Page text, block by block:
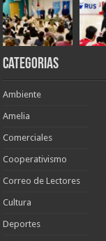
Categorias
Ambiente
Amelia
Comerciales
Cooperativismo
Correo de Lectores
Cultura
Deportes